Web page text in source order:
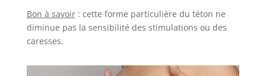
Bon à savoir: cette forme particulière du téton ne
diminue pas la sensibilité des stimulations ou des
caresses.